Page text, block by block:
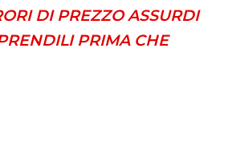
DI PREZZO ASSURDI
PRIMA CHE